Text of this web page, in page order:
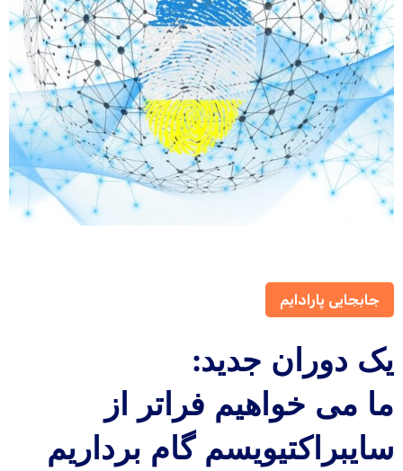
جابجایی پارادایم
یک دوران جدید:
ما می خواهیم فراتر از
سایبراکتیویسم گام برداریم